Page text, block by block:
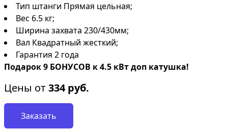
Тип штанги Прямая цельная;
Вес 6.5 кг;
Ширина захвата 230/430мм;
Вал Квадратный жесткий;
Гарантия 2 года
Подарок 9 БОНУСОВ к 4.5 кВт доп катушка!
Цены от334 руб.
Заказать